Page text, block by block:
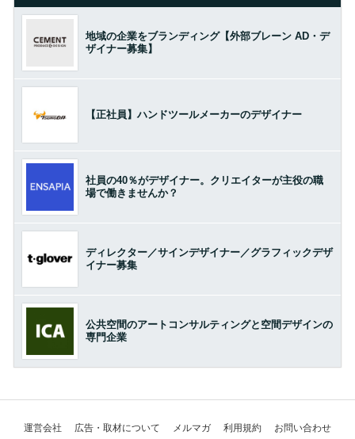
地域の企業をブランディング【外部ブレーン AD・デ
ザイナー募集】
【正社員】ハンドツールメーカーのデザイナー
社員の40％がデザイナー。クリエイターが主役の職
場で働きませんか？
ディレクター／サインデザイナー／グラフィックデザ
イナー募集
公共空間のアートコンサルティングと空間デザインの
専門企業
運営会社 広告・取材について メルマガ 利用規約 お問い合わせ